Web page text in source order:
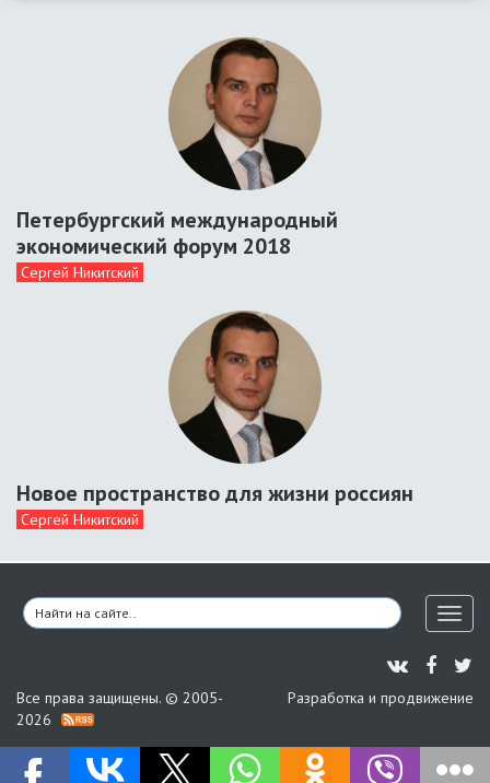
Петербургский международный
экономический форум 2018
Сергей Никитский
Новое пространство для жизни россиян
Сергей Никитский
Все права защищены. © 2005-
2026
Разработка и продвижение